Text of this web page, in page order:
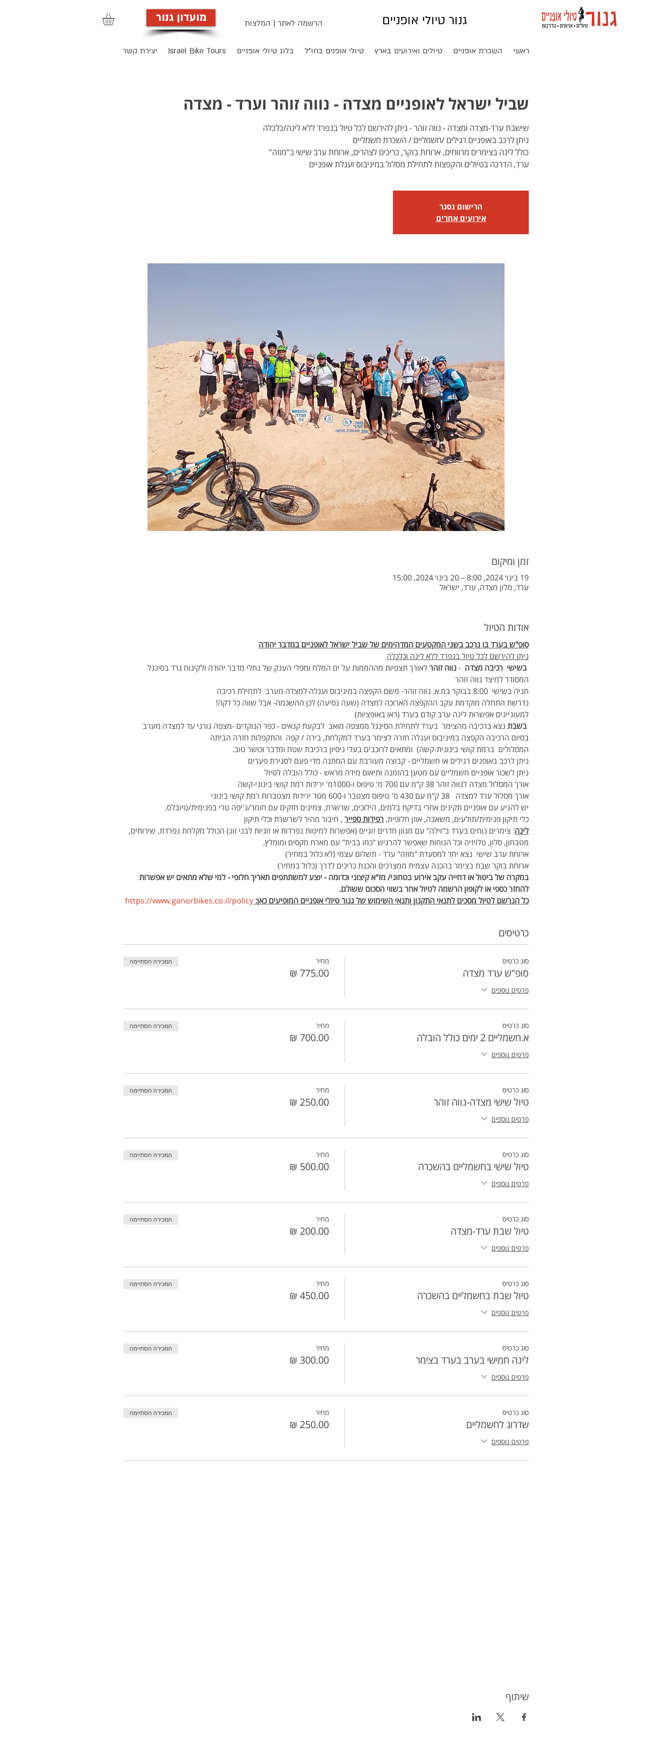
מועדון גנור הרשמה לאתר | המלצות גנור טיולי אופניים
ראשי השכרת אופניים טיולים ואירועים בארץ טיולי אופנים בחו"ל בלוג טיולי אופניים Israel Bike Tours יצירת קשר
שביל ישראל לאופניים מצדה - נווה זוהר וערד - מצדה
כולל לינה בצימרים מרווחים, ארוחת בוקר, כריכים לצהרים, ארוחת ערב שישי ב"מוזה"
ערד, הדרכה בטיולים והקפצות לתחילת מסלול במיניבוס ועגלת אופניים
הרישום נסגר
אירועים אחרים
זמן ומיקום
19 בינו׳ 2024, 8:00 – 20 בינו׳ 2024, 15:00
ערד, מלון מצדה, ערד, ישראל
אודות הטיול
סופ"ש בערד בו נרכב בשני המקטעים המדהימים של שביל ישראל לאופניים במדבר יהודה
ניתן להירשם לכל טיול בנפרד ללא לינה וכלכלה
בשישי  רכיבה מצדה - נווה זוהר לאורך תצפיות מההממות על ים המלח ומפלי הענק של נחלי מדבר יהודה ולקינוח נרד בסינגל
המסודר למיצד נווה זוהר
חניה בשישי  8:00 בבוקר במ.א. נווה זוהר- משם הקפצה במיניבוס ועגלה למצדה מערב  לתחילת רכיבה
נדרשת התחלה מוקדמת עקב ההקפצה הארוכה למצדה (שעה נסיעה) לכן ההשכמה- אבל שווה כל דקה!
למעוניינים אפשרות לינה ערב קודם בערד (ראו באופציות)
בשבת נצא ברכיבה מהצימר  בערד לתחילת הסינגל ממצפה מואב  לבקעת קנאים - כפר הנוקדים -מצפה גורני עד למצדה מערב
בסיום הרכיבה הקפצה במיניבוס ועגלה חזרה לצימר בערד למקלחת, בירה / קפה  והתקפלות חזרה הביתה
המסלולים  ברמת קושי בינונית-קשה)  ומתאים לרוכבים בעלי ניסיון ברכיבת שטח ומדבר וכושר טוב.
ניתן לרכב באופנים רגילים או חשמליים - קבוצה מעורבת עם המתנה מדי פעם לסגירת פערים
ניתן לשכור אופניים חשמליים עם מטען בהזמנה ותיאום מידה מראש - כולל הובלה לטיול
אורך המסלול מצדה לנווה זוהר 38 ק"מ עם 700 מ' טיפוס ו-1000מ' ירידות רמת קושי בינוני-קשה
אורך מסלול ערד למצדה   38 ק"מ עם 430 מ' טיפוס מצטבר ו-600 מטר ירידות מצטברות רמת קושי בינוני
יש להגיע עם אופניים תקינים אחרי בדיקת בלמים, הילוכים, שרשרת, צמיגים חזקים עם חומר/ג'יפה טרי בפנימית/טיובלס.
כלי תיקון פנימית/תולעים, משאבה, אוזן חלופית, רפידות ספייר , חיבור מהיר לשרשרת וכלי תיקון
לינה: צימרים נוחים בערד ב"וילה" עם מגוון חדרים זוגיים (אפשרות למיטות נפרדות או זוגיות לבני זוג) הכולל מקלחת נפרדת, שירותים,
מטבחון, סלון, טלויזיה וכל הנוחות שאפשר להרגיש "כמו בבית" עם מארח מקסים ומומלץ.
ארוחת ערב שישי  נצא יחד למסעדת "מוזה" ערד - תשלום עצמי (לא כלול במחיר)
ארוחת בוקר שבת בצימר בהכנה עצמית ממצרכים והכנת כריכים לדרך (כלול במחיר)
במקרה של ביטול או דחייה עקב אירוע בטחוני/ מז"א קיצוני וכדומה - יוצע למשתתפים תאריך חלופי - למי שלא מתאים יש אפשרות
להחזר כספי או לקופון הרשמה לטיול אחר בשווי הסכום ששולם.
כל הנרשם לטיול מסכים לתנאי התקנון ותנאי השימוש של גנור טיולי אופניים המופיעים כאן: https://www.ganorbikes.co.il/policy
כרטיסים
סוג כרטיס
סופ"ש ערד מצדה
פרטים נוספים
מחיר המכירה הסתיימה
סוג כרטיס
א.חשמליים 2 ימים כולל הובלה
פרטים נוספים
מחיר המכירה הסתיימה
סוג כרטיס
טיול שישי מצדה-נווה זוהר
פרטים נוספים
מחיר המכירה הסתיימה
סוג כרטיס
טיול שישי בחשמליים בהשכרה
פרטים נוספים
מחיר המכירה הסתיימה
סוג כרטיס
טיול שבת ערד-מצדה
פרטים נוספים
מחיר המכירה הסתיימה
סוג כרטיס
טיול שבת בחשמליים בהשכרה
פרטים נוספים
מחיר המכירה הסתיימה
סוג כרטיס
לינה חמישי בערב בערד בצימר
פרטים נוספים
מחיר המכירה הסתיימה
סוג כרטיס
שדרוג לחשמליים
פרטים נוספים
מחיר המכירה הסתיימה
שיתוף